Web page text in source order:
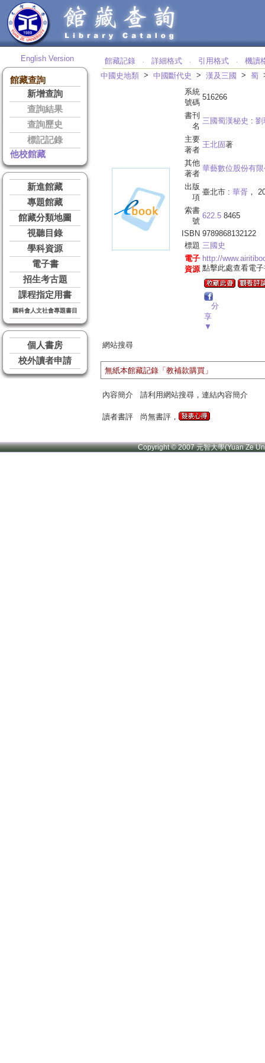
English Version
館藏查詢
新增查詢
查詢結果
查詢歷史
標記記錄
他校館藏
新進館藏
專題館藏
館藏分類地圖
視聽目錄
學科資源
電子書
招生考古題
課程指定用書
國科會人文社會專題書目
個人書房
校外讀者申請
館藏記錄 ‧ 詳細格式 ‧ 引用格式 ‧
機讀
中國史地類 > 中國斷代史 > 漢及三國 > 蜀
系統
號碼
516266
書刊
名
三國蜀漢秘史 : 劉
主要
著者
王北固著
其他
著者
華藝數位股份有
出版
項
臺北市 : 華胥 ，
索書
號
622.5 8465
ISBN 9789868132122
標題 三國史
電子
資源
http://
點擊此處查看電
分
享
▼
網站搜尋
無紙本館藏記錄「教補款購買」
內容簡介 請利用網站搜尋，連結內容簡介
讀者書評 尚無書評，
Copyright © 2007 元智大學(Yuan Ze